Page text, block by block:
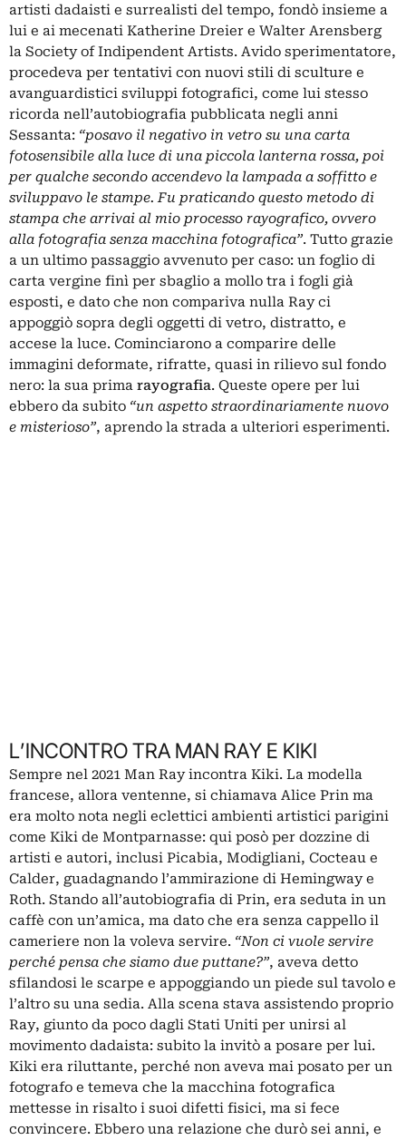
artisti dadaisti e surrealisti del tempo, fondò insieme a
lui e ai mecenati Katherine Dreier e Walter Arensberg
la Society of Indipendent Artists. Avido sperimentatore,
procedeva per tentativi con nuovi stili di sculture e
avanguardistici sviluppi fotografici, come lui stesso
ricorda nell’autobiografia pubblicata negli anni
Sessanta: “posavo il negativo in vetro su una carta
fotosensibile alla luce di una piccola lanterna rossa, poi
per qualche secondo accendevo la lampada a soffitto e
sviluppavo le stampe. Fu praticando questo metodo di
stampa che arrivai al mio processo rayografico, ovvero
alla fotografia senza macchina fotografica”. Tutto grazie
a un ultimo passaggio avvenuto per caso: un foglio di
carta vergine finì per sbaglio a mollo tra i fogli già
esposti, e dato che non compariva nulla Ray ci
appoggiò sopra degli oggetti di vetro, distratto, e
accese la luce. Cominciarono a comparire delle
immagini deformate, rifratte, quasi in rilievo sul fondo
nero: la sua prima rayografia. Queste opere per lui
ebbero da subito “un aspetto straordinariamente nuovo
e misterioso”, aprendo la strada a ulteriori esperimenti.
L’INCONTRO TRA MAN RAY E KIKI
Sempre nel 2021 Man Ray incontra Kiki. La modella
francese, allora ventenne, si chiamava Alice Prin ma
era molto nota negli eclettici ambienti artistici parigini
come Kiki de Montparnasse: qui posò per dozzine di
artisti e autori, inclusi Picabia, Modigliani, Cocteau e
Calder, guadagnando l’ammirazione di Hemingway e
Roth. Stando all’autobiografia di Prin, era seduta in un
caffè con un’amica, ma dato che era senza cappello il
cameriere non la voleva servire. “Non ci vuole servire
perché pensa che siamo due puttane?”, aveva detto
sfilandosi le scarpe e appoggiando un piede sul tavolo e
l’altro su una sedia. Alla scena stava assistendo proprio
Ray, giunto da poco dagli Stati Uniti per unirsi al
movimento dadaista: subito la invitò a posare per lui.
Kiki era riluttante, perché non aveva mai posato per un
fotografo e temeva che la macchina fotografica
mettesse in risalto i suoi difetti fisici, ma si fece
convincere. Ebbero una relazione che durò sei anni, e